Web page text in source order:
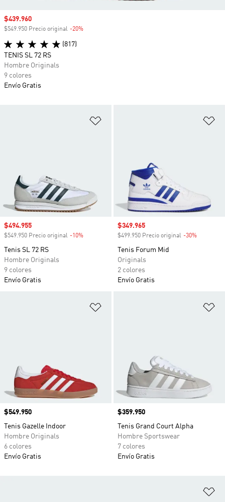
Precio de venta
$494.955
$549.950 Precio original -10%
Tenis SL 72 RS
Hombre Originals
9 colores
Envío Gratis
Precio de venta
$349.965
$499.950 Precio original -30%
Tenis Forum Mid
Originals
2 colores
Envío Gratis
Precio
$549.950
Tenis Gazelle Indoor
Hombre Originals
6 colores
Envío Gratis
Precio
$359.950
Tenis Grand Court Alpha
Hombre Sportswear
7 colores
Envío Gratis
Precio de venta
$439.960
$549.950 Precio original -20%
(817)
TENIS SL 72 RS
Hombre Originals
9 colores
Envío Gratis